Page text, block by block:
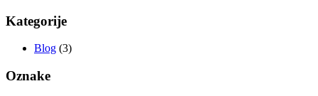
Kategorije
Blog (3)
Oznake